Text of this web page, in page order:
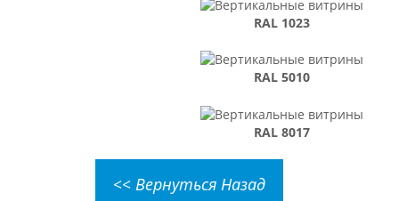
RAL 1023
RAL 5010
RAL 8017
<< Вернуться Назад